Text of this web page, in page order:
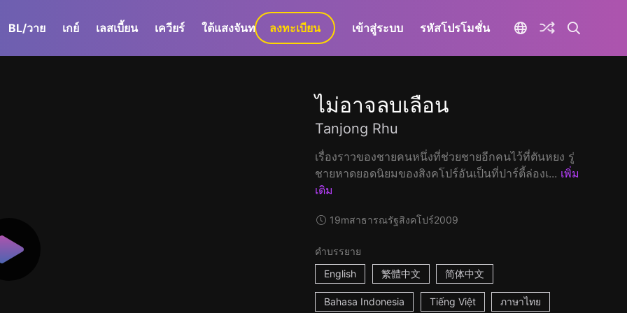
BL/วาย เกย์ เลสเบี้ยน เควียร์ ใต้แสงจันทร์ GaLa+
ลงทะเบียน เข้าสู่ระบบ รหัสโปรโมชั่น
ไม่อาจลบเลือน
Tanjong Rhu
เรื่องราวของชายคนหนึ่งที่ช่วยชายอีกคนไว้ที่ตันหยง รู่
ชายหาดยอดนิยมของสิงคโปร์อันเป็นที่ปาร์ตี้ล่องเ... เพิ่ม
เติม
19mสาธารณรัฐสิงคโปร์2009
คำบรรยาย
English
繁體中文 简体中文
Bahasa Indonesia Tiếng Việt ภาษาไทย